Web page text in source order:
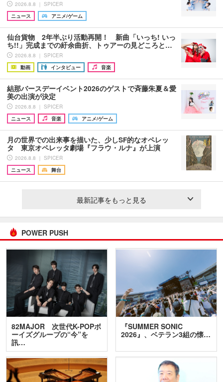
2026.8.8 ｜ SPICER
ニュース
アニメ/ゲーム
仙台貨物 2年半ぶり活動再開！ 新曲「いっち! いっ
ち!!」完成までの紆余曲折、トゥアーの見どころと…
2026.8.8 ｜ SPICER
動画
インタビュー 音楽
結那バースデーイベント2026のゲストで斉藤朱夏＆愛
美の出演が決定
2026.8.8 ｜ SPICER
ニュース
音楽 アニメ/ゲーム
月の世界での出来事を描いた、少しSF的なオペレッ
タ 東京オペレッタ劇場『フラウ・ルナ』が上演
2026.8.8 ｜ SPICER
ニュース
舞台
最新記事をもっと見る
POWER PUSH
82MAJOR 次世代K-POPボ
ーイズグループの“今”を
訊…
『SUMMER SONIC
2026』、ベテラン3組の懐…